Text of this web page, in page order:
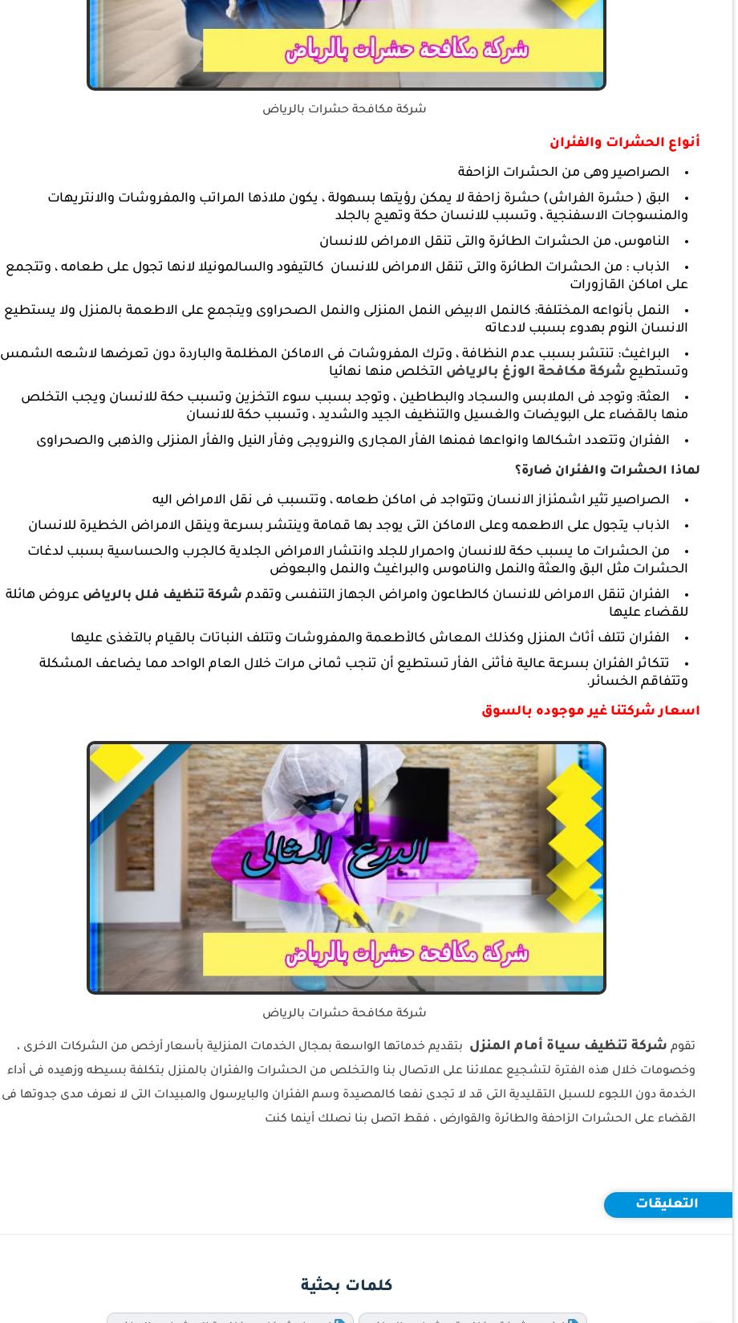
شركة مكافحة حشرات بالرياض
أنواع الحشرات والفئران
الصراصير وهى من الحشرات الزاحفة
البق ( حشرة الفراش) حشرة زاحفة لا يمكن رؤيتها بسهولة ، يكون ملاذها المراتب والمفروشات والانتريهات
والمنسوجات الاسفنجية ، وتسبب للانسان حكة وتهيج بالجلد
الناموس، من الحشرات الطائرة والتى تنقل الامراض للانسان
الذباب : من الحشرات الطائرة والتى تنقل الامراض للانسان كالتيفود والسالمونيلا لانها تجول على طعامه ، وتتجمع
على اماكن القازورات
النمل بأنواعه المختلفة: كالنمل الابيض النمل المنزلى والنمل الصحراوى ويتجمع على الاطعمة بالمنزل ولا يستطيع
الانسان النوم بهدوء بسبب لادعاته
البراغيث: تنتشر بسبب عدم النظافة ، وترك المفروشات فى الاماكن المظلمة والباردة دون تعرضها لاشعه الشمس
وتستطيع شركة مكافحة الوزغ بالرياض التخلص منها نهائيا
العثة: وتوجد فى الملابس والسجاد والبطاطين ، وتوجد بسبب سوء التخزين وتسبب حكة للانسان ويجب التخلص
منها بالقضاء على البويضات والغسيل والتنظيف الجيد والشديد ، وتسبب حكة للانسان
الفئران وتتعدد اشكالها وانواعها فمنها الفأر المجارى والنرويجى وفأر النيل والفأر المنزلى والذهبى والصحراوى
لماذا الحشرات والفئران ضارة؟
الصراصير تثير اشمئزاز الانسان وتتواجد فى اماكن طعامه ، وتتسبب فى نقل الامراض اليه
الذباب يتجول على الاطعمه وعلى الاماكن التى يوجد بها قمامة وينتشر بسرعة وينقل الامراض الخطيرة للانسان
من الحشرات ما يسبب حكة للانسان واحمرار للجلد وانتشار الامراض الجلدية كالجرب والحساسية بسبب لدغات
الحشرات مثل البق والعثة والنمل والناموس والبراغيث والنمل والبعوض
الفئران تنقل الامراض للانسان كالطاعون وامراض الجهاز التنفسى وتقدم شركة تنظيف فلل بالرياض عروض هائلة
للقضاء عليها
الفئران تتلف أثاث المنزل وكذلك المعاش كالأطعمة والمفروشات وتتلف النباتات بالقيام بالتغذى عليها
تتكاثر الفئران بسرعة عالية فأثنى الفأر تستطيع أن تنجب ثمانى مرات خلال العام الواحد مما يضاعف المشكلة
وتتفاقم الخسائر.
اسعار شركتنا غير موجوده بالسوق
شركة مكافحة حشرات بالرياض
تقوم شركة تنظيف سياة أمام المنزل بتقديم خدماتها الواسعة بمجال الخدمات المنزلية بأسعار أرخص من الشركات الاخرى ،
وخصومات خلال هذه الفترة لتشجيع عملائنا على الاتصال بنا والتخلص من الحشرات والفئران بالمنزل بتكلفة بسيطه وزهيده فى أداء
الخدمة دون اللجوء للسبل التقليدية التى قد لا تجدى نفعا كالمصيدة وسم الفئران والبايرسول والمبيدات التى لا نعرف مدى جدوتها فى
القضاء على الحشرات الزاحفة والطائرة والقوارض ، فقط اتصل بنا نصلك أينما كنت
التعليقات
كلمات بحثية